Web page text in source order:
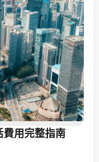
用完整指南